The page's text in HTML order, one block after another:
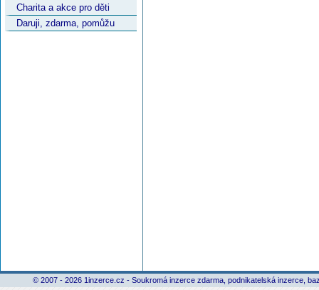
Charita a akce pro děti
Daruji, zdarma, pomůžu
© 2007 - 2026 1inzerce.cz - Soukromá inzerce zdarma, podnikatelská inzerce,